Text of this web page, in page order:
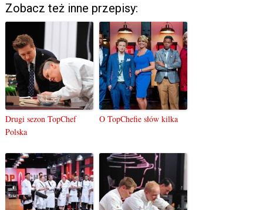
Zobacz też inne przepisy:
Drugi sezon TopChef
Polska
O TopChefie słów kilka